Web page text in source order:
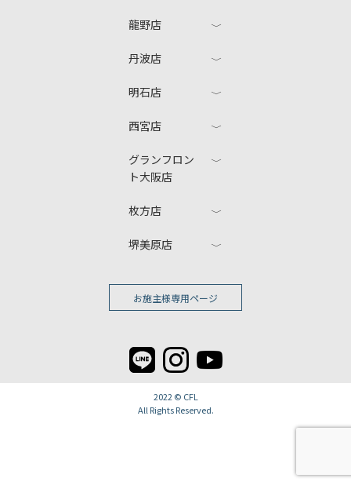
龍野店
丹波店
明石店
西宮店
グランフロン
ト大阪店
枚方店
堺美原店
お施主様専用ページ
2022 © CFL
All Rights Reserved.